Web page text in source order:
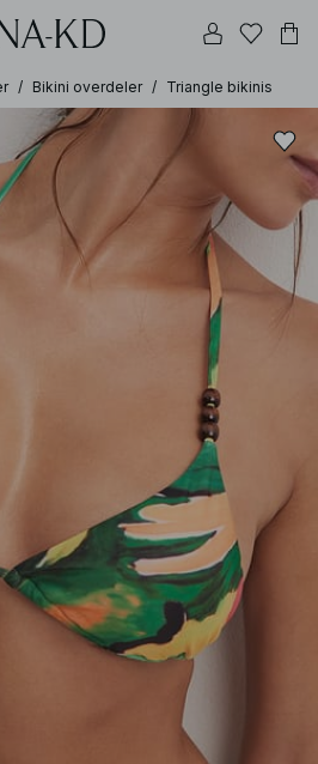
/ Bikini overdeler / Triangle bikinis